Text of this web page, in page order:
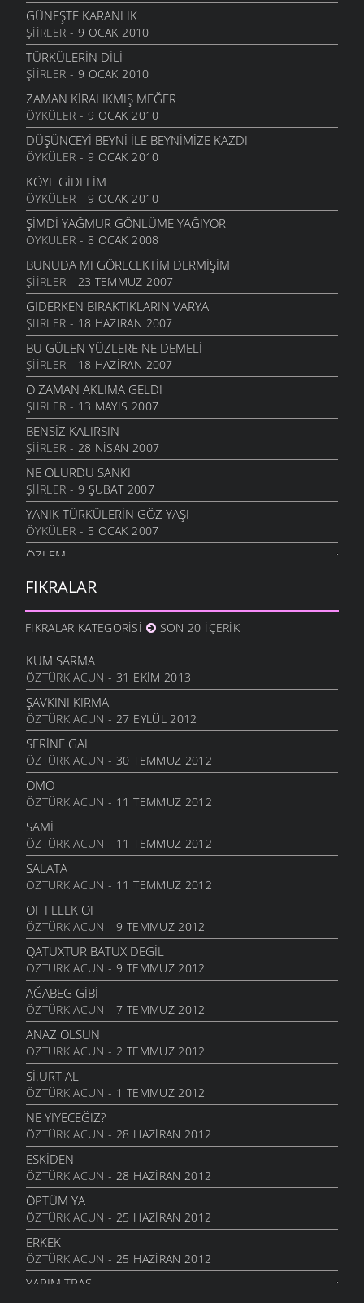
GÜNEŞTE KARANLIK
ŞIIRLER - 9 OCAK 2010
TÜRKÜLERIN DILI
ŞIIRLER - 9 OCAK 2010
ZAMAN KIRALIKMIŞ MEĞER
ÖYKÜLER - 9 OCAK 2010
DÜŞÜNCEYI BEYNI İLE BEYNIMIZE KAZDI
ÖYKÜLER - 9 OCAK 2010
KÖYE GIDELIM
ÖYKÜLER - 9 OCAK 2010
ŞIMDI YAĞMUR GÖNLÜME YAĞIYOR
ÖYKÜLER - 8 OCAK 2008
BUNUDA MI GÖRECEKTIM DERMIŞIM
ŞIIRLER - 23 TEMMUZ 2007
GIDERKEN BIRAKTIKLARIN VARYA
ŞIIRLER - 18 HAZIRAN 2007
BU GÜLEN YÜZLERE NE DEMELI
ŞIIRLER - 18 HAZIRAN 2007
O ZAMAN AKLIMA GELDI
ŞIIRLER - 13 MAYIS 2007
BENSIZ KALIRSIN
ŞIIRLER - 28 NISAN 2007
NE OLURDU SANKI
ŞIIRLER - 9 ŞUBAT 2007
YANIK TÜRKÜLERIN GÖZ YAŞI
ÖYKÜLER - 5 OCAK 2007
ÖZLEM
ISTANBUL’DA BIR DÜĞÜN
ÖYKÜLER- 9 ARALIK 2006
ÖYKÜLER- 8 ARALIK 2006
HAVA SOĞUK
ŞIIRLER- 29 KASIM 2006
DÜŞER
ŞIIRLER - 18 KASIM 2006
SEV KÖYÜNÜ
ŞIIRLER
BULUTLAR SIRA SIRA
ÖYKÜLER
MINI MINNACIK ÖYKÜ
ÖYKÜLER
YIL YORGUNU
ÖYKÜLER- 8 KASIM 2006
ŞIPIZINNI
ÖYKÜLER - 6 KASIM 2006
BEKÇI OLDUĞ
ÖYKÜLER - 3 KASIM 2006
ANNEME
ŞIIRLER- 1 KASIM 2006
YABANCIYIM
ŞIIRLER - 1 KASIM 2006
DİLENCİYİM
ÖYKÜLER- 28 EKIM 2006
BIR PARKIN KURDURDUĞU DÜŞ
ÖYKÜLER
MAHALLELI KIZ
ŞIIRLER- 28 EYLÜL 2006
ÇOCUKLAR AĞLADILAR
ŞIIRLER
SEN BARİ GİTME OĞUL
ÖYKÜLER- 17 AĞUSTOS 2006
FIKRALAR
FIKRALAR KATEGORISI SON 20 İÇERIK
KUM SARMA
ÖZTÜRK ACUN - 31 EKIM 2013
ŞAVKINI KIRMA
ÖZTÜRK ACUN - 27 EYLÜL 2012
SERINE GAL
ÖZTÜRK ACUN - 30 TEMMUZ 2012
OMO
ÖZTÜRK ACUN - 11 TEMMUZ 2012
SAMI
ÖZTÜRK ACUN - 11 TEMMUZ 2012
SALATA
ÖZTÜRK ACUN - 11 TEMMUZ 2012
OF FELEK OF
ÖZTÜRK ACUN - 9 TEMMUZ 2012
QATUXTUR BATUX DEGIL
ÖZTÜRK ACUN - 9 TEMMUZ 2012
AĞABEG GIBI
ÖZTÜRK ACUN - 7 TEMMUZ 2012
ANAZ ÖLSÜN
ÖZTÜRK ACUN - 2 TEMMUZ 2012
SI.URT AL
ÖZTÜRK ACUN - 1 TEMMUZ 2012
NE YİYECEĞİZ?
ÖZTÜRK ACUN - 28 HAZIRAN 2012
ESKIDEN
ÖZTÜRK ACUN - 28 HAZIRAN 2012
ÖPTÜM YA
ÖZTÜRK ACUN - 25 HAZIRAN 2012
ERKEK
ÖZTÜRK ACUN - 25 HAZIRAN 2012
YARIM TRAŞ